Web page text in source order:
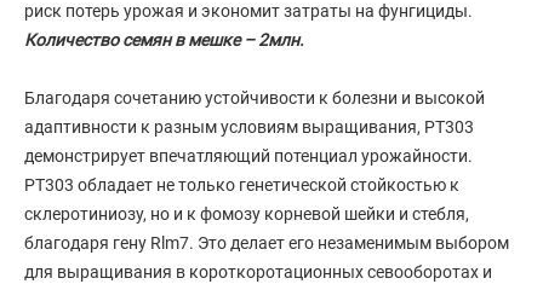
риск потерь урожая и экономит затраты на фунгициды.
Количество семян в мешке – 2млн.
Благодаря сочетанию устойчивости к болезни и высокой
адаптивности к разным условиям выращивания, PT303
демонстрирует впечатляющий потенциал урожайности.
PT303 обладает не только генетической стойкостью к
склеротиниозу, но и к фомозу корневой шейки и стебля,
благодаря гену Rlm7. Это делает его незаменимым выбором
для выращивания в короткоротационных севооборотах и ​​